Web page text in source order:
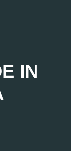
IN